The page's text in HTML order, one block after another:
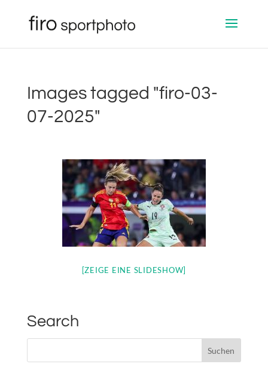
Images tagged "firo-03-
07-2025"
[ZEIGE EINE SLIDESHOW]
Search